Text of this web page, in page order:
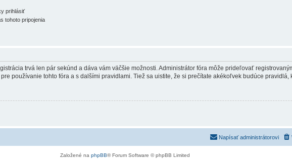
prihlásiť
tohoto pripojenia
trvá len pár sekúnd a dáva vám väčšie možnosti. Administrátor fóra môže prideľovať
používanie tohto fóra a s dalšími pravidlami. Tiež sa uistite, že si prečítate akékoľvek budúce
Napísať administrátorovi
Založené na phpBB® Forum Software © phpBB Limited